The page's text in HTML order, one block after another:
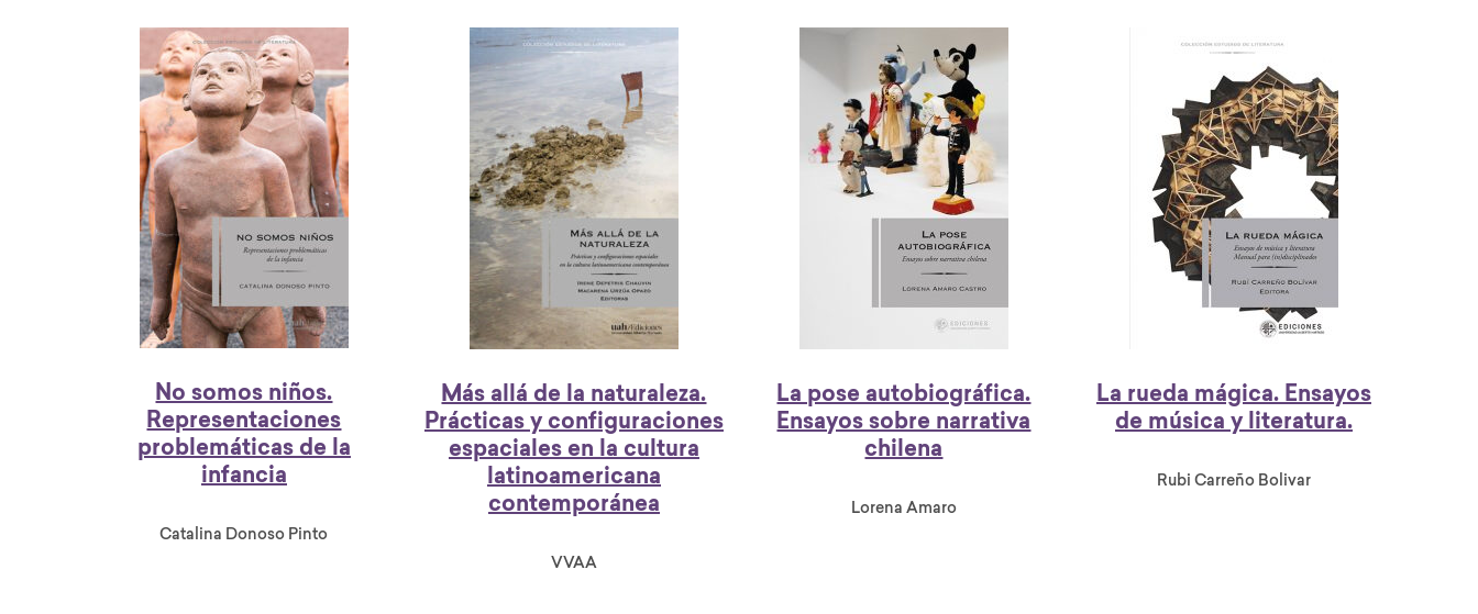
No somos niños.
Representaciones
problemáticas de la
infancia
Catalina Donoso Pinto
Más allá de la naturaleza.
Prácticas y configuraciones
espaciales en la cultura
latinoamericana
contemporánea
VVAA
La pose autobiográfica.
Ensayos sobre narrativa
chilena
Lorena Amaro
La rueda mágica. Ensayos
de música y literatura.
Rubi Carreño Bolivar